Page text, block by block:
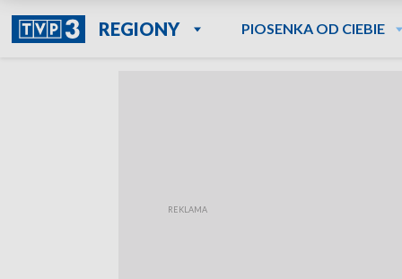
REGIONY PIOSENKA OD CIEBIE